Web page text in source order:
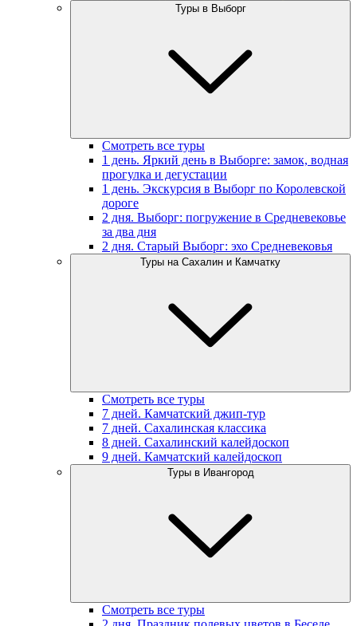
Туры в Выборг
Смотреть все туры
1 день. Яркий день в Выборге: замок, водная
прогулка и дегустации
1 день. Экскурсия в Выборг по Королевской
дороге
2 дня. Выборг: погружение в Средневековье
за два дня
2 дня. Старый Выборг: эхо Средневековья
Туры на Сахалин и Камчатку
Смотреть все туры
7 дней. Камчатский джип-тур
7 дней. Сахалинская классика
8 дней. Сахалинский калейдоскоп
9 дней. Камчатский калейдоскоп
Туры в Ивангород
Смотреть все туры